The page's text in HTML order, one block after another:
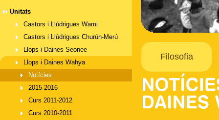
Unitats
Castors i Llúdrigues Wami
Castors i Llúdrigues Churún-Merú
Llops i Daines Seonee
Llops i Daines Wahya
Notícies
2015-2016
Curs 2011-2012
Curs 2010-2011
Filosofia